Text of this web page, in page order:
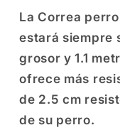
La Correa
estará siempre
grosor y 1.1
ofrece más
de 2.5 cm
de su perro.